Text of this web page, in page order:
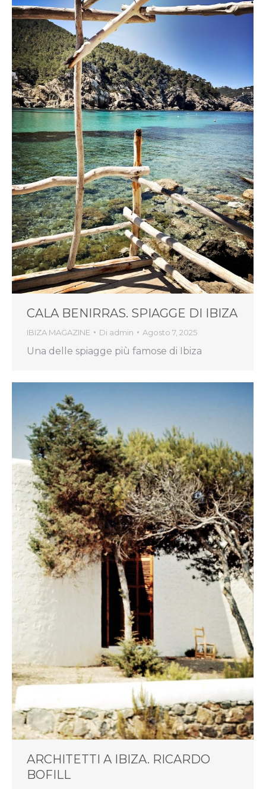
CALA BENIRRAS. SPIAGGE DI IBIZA
IBIZA MAGAZINE Di admin Agosto 7, 2025
Una delle spiagge più famose di Ibiza
ARCHITETTI A IBIZA. RICARDO
BOFILL